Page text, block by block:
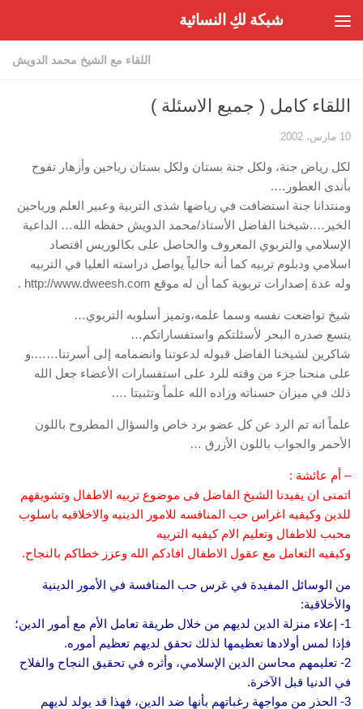
شبكة لكِ النسائية
اللقاء مع الشيخ محمد الدويش
اللقاء كامل ( جميع الاسئلة )
10 مارس، 2002
لكل رياض جنة، ولكل جنة بستان ولكل بستان رياحين وأزهار تفوح
بأندى العطور….
ومنتدانا جنة استضافت في رياضها شذى التربية وعبير العلم ورياحين
الخير….شيخنا الفاضل الأستاذ/محمد الدويش حفظه الله… الداعية
الإسلامي والتربوي المعروف والحاصل على بكالوريس اقتصاد
اسلامي ودبلوم تربيه كما أنه حالياً يواصل دراسته العليا في التربيه
وله عدة إصدارات تربوية كما أن له موقع http://www.dweesh.com .
شيخ تواضعت نفسه وسما علمه،وتميز أسلوبه التربوي…
يتسع صدره البحر لأسئلتكم واستفساراتكم…
شاكرين لشيخنا الفاضل قبوله لدعوتنا وانضمامه إلى أسرتنا…….و
على منحنا جزء من وقته للرد على استفسارات الأعضاء جعل الله
ذلك في ميزان حسناته وزاده الله علماً وتثبيتا ….
علماً انه تم الرد عن كل عضو برد خاص والسؤال المطروح باللون
الأحمر والجواب باللون الأزرق …
– أم عائشة :
اتمنى ان يفيدنا الشيخ الفاضل فى موضوع تربيه الاطفال وتشويقهم
للدين وكيفيه اغراس حب المنافسه للامور الدينيه والاخلاقيه باسلوب
محبب للاطفال وتعليم الام كيفيه التربيه
وكيفيه التعامل مع عقول الاطفال افادكم الله وعزز خطاكم بالنجاح.
من الوسائل المفيدة في غرس حب المنافسة في الأمور الدينية
والأخلاقية:
1- إعلاء منزلة الدين لديهم من خلال طريقة تعامل الأم مع أمور الدين؛
فإذا لمس أولادها تعظيمها لذلك تحقق لديهم تعظيم أموره.
2- تعليمهم محاسن الدين الإسلامي، وأثره في تحقيق النجاح والفلاح
في الدنيا قبل الآخرة.
3- الحذر من مواجهة رغباتهم بأنها ضد الدين، فهذا قد يولد لديهم